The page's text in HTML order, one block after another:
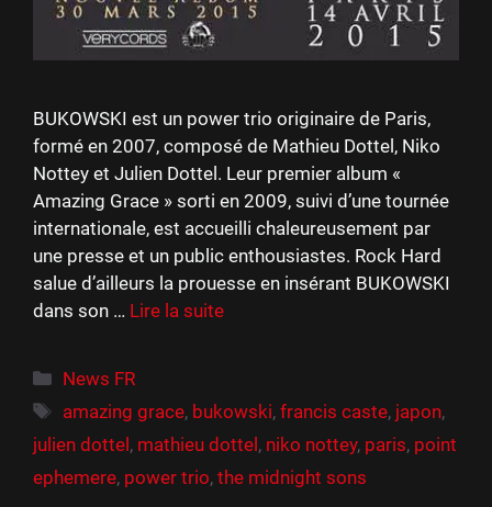
BUKOWSKI est un power trio originaire de Paris,
formé en 2007, composé de Mathieu Dottel, Niko
Nottey et Julien Dottel. Leur premier album «
Amazing Grace » sorti en 2009, suivi d’une tournée
internationale, est accueilli chaleureusement par
une presse et un public enthousiastes. Rock Hard
salue d’ailleurs la prouesse en insérant BUKOWSKI
dans son … Lire la suite
Catégories
News FR
Étiquettes
amazing grace, bukowski,francis caste, japon,
julien dottel, mathieu dottel, niko nottey, paris, point
ephemere, power trio, the midnight sons